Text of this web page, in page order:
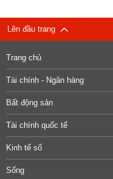
Lên đầu trang
Trang chủ
Tài chính - Ngân hàng
Bất động sản
Tài chính quốc tế
Kinh tế số
Sống